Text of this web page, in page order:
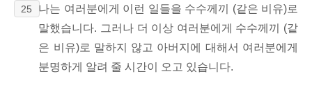
25
나는 여러분에게 이런 일들을 수수께끼 (같은 비유)로
말했습니다. 그러나 더 이상 여러분에게 수수께끼 (같
은 비유)로 말하지 않고 아버지에 대해서 여러분에게
분명하게 알려 줄 시간이 오고 있습니다.